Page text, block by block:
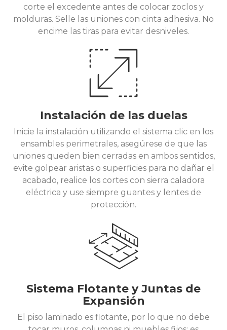
corte el excedente antes de colocar zoclos y
molduras. Selle las uniones con cinta adhesiva. No
encime las tiras para evitar desniveles.
Instalación de las duelas
Inicie la instalación utilizando el sistema clic en los
ensambles perimetrales, asegúrese de que las
uniones queden bien cerradas en ambos sentidos,
evite golpear aristas o superficies para no dañar el
acabado, realice los cortes con sierra caladora
eléctrica y use siempre guantes y lentes de
protección.
Sistema Flotante y Juntas de
Expansión
El piso laminado es flotante, por lo que no debe